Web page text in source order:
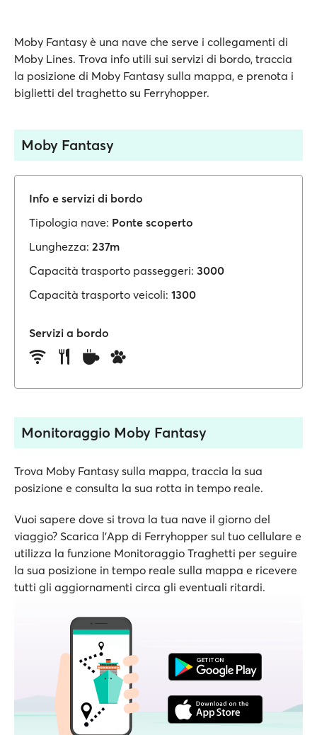
Moby Fantasy è una nave che serve i collegamenti di
Moby Lines. Trova info utili sui servizi di bordo, traccia
la posizione di Moby Fantasy sulla mappa, e prenota i
biglietti del traghetto su Ferryhopper.
Moby Fantasy
Info e servizi di bordo
Tipologia nave: Ponte scoperto
Lunghezza: 237m
Capacità trasporto passeggeri: 3000
Capacità trasporto veicoli: 1300
Servizi a bordo
Monitoraggio Moby Fantasy
Trova Moby Fantasy sulla mappa, traccia la sua
posizione e consulta la sua rotta in tempo reale.
Vuoi sapere dove si trova la tua nave il giorno del
viaggio? Scarica l'App di Ferryhopper sul tuo cellulare e
utilizza la funzione Monitoraggio Traghetti per seguire
la sua posizione in tempo reale sulla mappa e ricevere
tutti gli aggiornamenti circa gli eventuali ritardi.